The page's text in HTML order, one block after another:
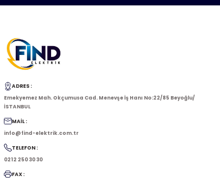
ADRES :
Emekyemez Mah. Okçumusa Cad. Menevşe İş Hanı No:22/85 Beyoğlu/
İSTANBUL
MAİL :
info@find-elektrik.com.tr
TELEFON :
0212 250 30 30
FAX :